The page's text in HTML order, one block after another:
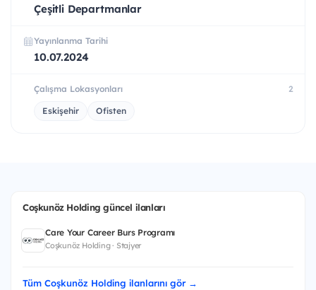
Çeşitli Departmanlar
Yayınlanma Tarihi
10.07.2024
Çalışma Lokasyonları 2
Eskişehir Ofisten
Coşkunöz Holding güncel ilanları
Care Your Career Burs Programı
Coşkunöz Holding · Stajyer
Tüm Coşkunöz Holding ilanlarını gör →